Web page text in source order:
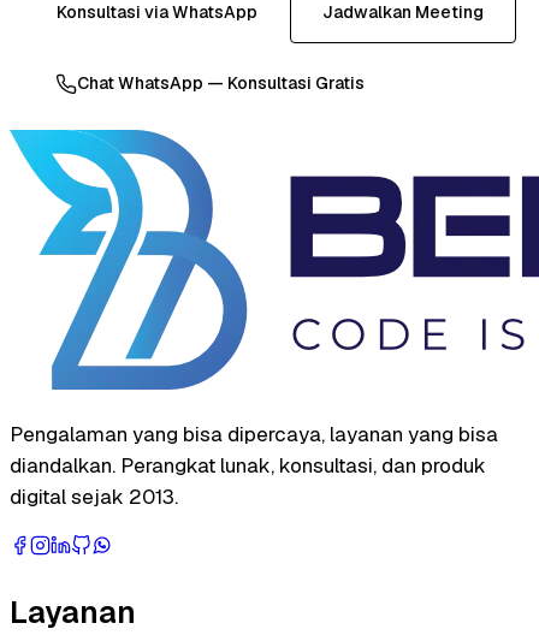
Konsultasi via WhatsApp Jadwalkan Meeting
Chat WhatsApp — Konsultasi Gratis
Pengalaman yang bisa dipercaya, layanan yang bisa
diandalkan. Perangkat lunak, konsultasi, dan produk
digital sejak 2013.
Layanan